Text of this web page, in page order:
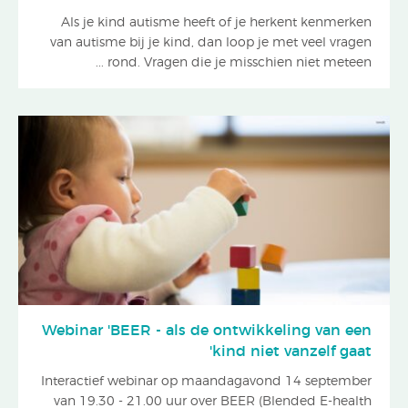
Als je kind autisme heeft of je herkent kenmerken
van autisme bij je kind, dan loop je met veel vragen
rond. Vragen die je misschien niet meteen ...
Webinar 'BEER - als de ontwikkeling van een
kind niet vanzelf gaat'
Interactief webinar op maandagavond 14 september
van 19.30 - 21.00 uur over BEER (Blended E-health